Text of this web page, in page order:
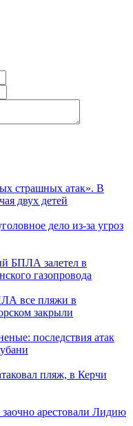
страшных атак». В
двух детей
дело из-за угроз
БПЛА залетел в
газопровода
все пляжи в
закрыли
последствия атак
пляж, в Керчи
арестовали Лидию